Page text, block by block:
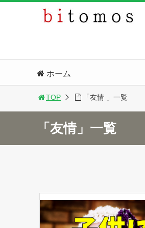
ホーム
TOP 「友情 」一覧
「友情」一覧